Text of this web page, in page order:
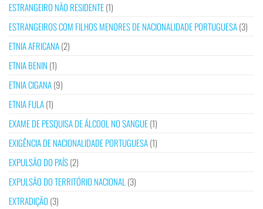
ESTRANGEIRO NÃO RESIDENTE(1)
ESTRANGEIROS COM FILHOS MENORES DE NACIONALIDADE PORTUGUESA(3)
ETNIA AFRICANA(2)
ETNIA BENIN (1)
ETNIA CIGANA(9)
ETNIA FULA(1)
EXAME DE PESQUISA DE ÁLCOOL NO SANGUE(1)
EXIGÊNCIA DE NACIONALIDADE PORTUGUESA(1)
EXPULSÃO DO PAÍS(2)
EXPULSÃO DO TERRITÓRIO NACIONAL (3)
EXTRADIÇÃO (3)